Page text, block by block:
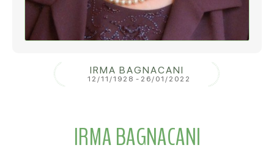
IRMA BAGNACANI
12/11/1928 - 26/01/2022
IRMA BAGNACANI